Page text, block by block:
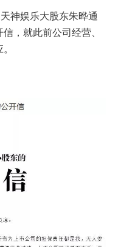
神娱乐大股东朱晔通
，就此前公司经营、